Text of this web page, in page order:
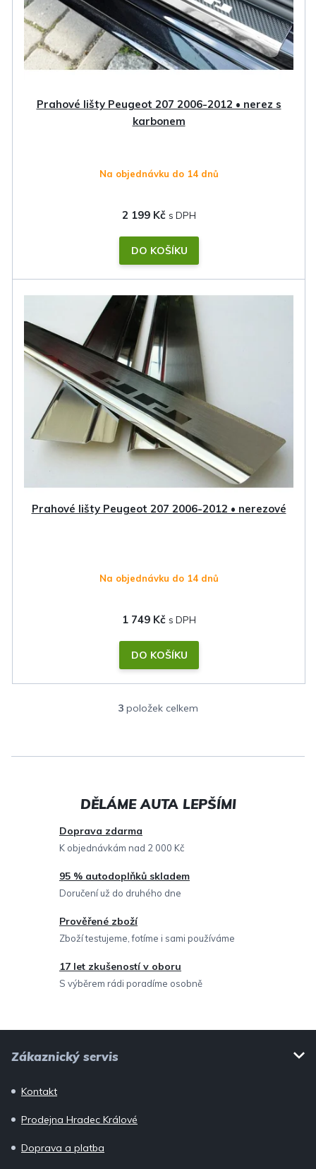
Prahové lišty Peugeot 207 2006-2012 • nerez s
karbonem
Na objednávku do 14 dnů
2 199 Kč
DO KOŠÍKU
Prahové lišty Peugeot 207 2006-2012 • nerezové
Na objednávku do 14 dnů
1 749 Kč
DO KOŠÍKU
O
l
a
í
p
r
y
v
ý
3 položek celkem
Doprava zdarma
K objednávkám nad 2 000 Kč
95 % autodoplňků skladem
Doručení už do druhého dne
Prověřené zboží
Zboží testujeme, fotíme i sami používáme
17 let zkušeností v oboru
S výběrem rádi poradíme osobně
Zákaznický servis
Kontakt
Prodejna Hradec Králové
Doprava a platba